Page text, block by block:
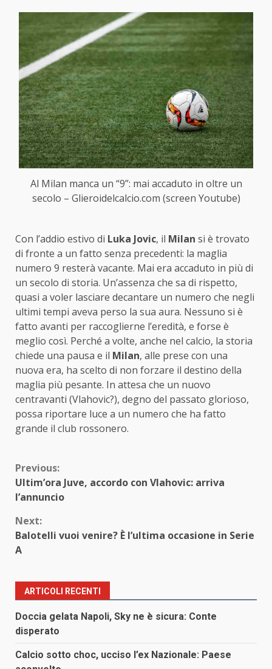
Al Milan manca un “9”: mai accaduto in oltre un
secolo – Glieroidelcalcio.com (screen Youtube)
Con l’addio estivo di Luka Jovic, il Milan si è trovato
di fronte a un fatto senza precedenti: la maglia
numero 9 resterà vacante. Mai era accaduto in più di
un secolo di storia. Un’assenza che sa di rispetto,
quasi a voler lasciare decantare un numero che negli
ultimi tempi aveva perso la sua aura. Nessuno si è
fatto avanti per raccoglierne l’eredità, e forse è
meglio così. Perché a volte, anche nel calcio, la storia
chiede una pausa e il Milan, alle prese con una
nuova era, ha scelto di non forzare il destino della
maglia più pesante. In attesa che un nuovo
centravanti (Vlahovic?), degno del passato glorioso,
possa riportare luce a un numero che ha fatto
grande il club rossonero.
Continue
Reading
Previous:
Ultim’ora Juve, accordo con Vlahovic: arriva
l’annuncio
Next:
Balotelli vuoi venire? È l’ultima occasione in Serie
A
ARTICOLI RECENTI
Doccia gelata Napoli, Sky ne è sicura: Conte
disperato
Calcio sotto choc, ucciso l’ex Nazionale: Paese